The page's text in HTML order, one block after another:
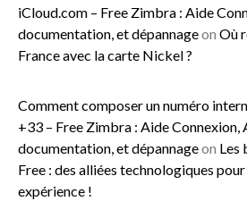
iCloud.com – Free Zimbra : Aide
documentation, et dépannageon Où
France avec la carte Nickel ?
Comment composer un numéro
+33 – Free Zimbra : Aide Connexion,
documentation, et dépannageon Les
Free : des alliées technologiques
expérience !